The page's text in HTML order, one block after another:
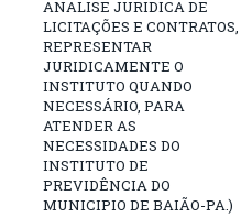
ANALISE JURIDICA DE
LICITAÇÕES E CONTRATOS,
REPRESENTAR
JURIDICAMENTE O
INSTITUTO QUANDO
NECESSÁRIO, PARA
ATENDER AS
NECESSIDADES DO
INSTITUTO DE
PREVIDÊNCIA DO
MUNICIPIO DE BAIÃO-PA.)